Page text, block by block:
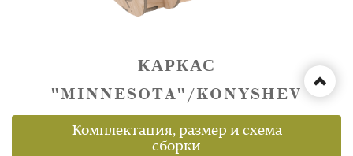
КАРКАС
"MINNESOTA"/KONYSHEV
Комплектация, размер и схема
сборки